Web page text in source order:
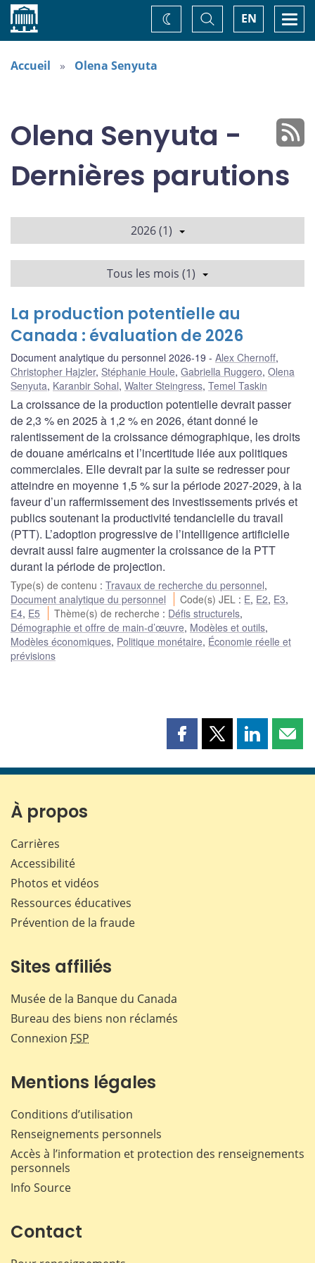
Accueil EN
Basculer
la
recherche
Changez
de
Accueil Olena Senyuta
Olena Senyuta -
Dernières parutions
2026 (1)
Tous les mois (1)
La production potentielle au
Canada : évaluation de 2026
Document analytique du personnel 2026-19 Alex Chernoff,
Christopher Hajzler, Stéphanie Houle, Gabriella Ruggero, Olena
Senyuta, Karanbir Sohal, Walter Steingress, Temel Taskin
La croissance de la production potentielle devrait passer
de 2,3 % en 2025 à 1,2 % en 2026, étant donné le
ralentissement de la croissance démographique, les droits
de douane américains et l’incertitude liée aux politiques
commerciales. Elle devrait par la suite se redresser pour
atteindre en moyenne 1,5 % sur la période 2027-2029, à la
faveur d’un raffermissement des investissements privés et
publics soutenant la productivité tendancielle du travail
(PTT). L’adoption progressive de l’intelligence artificielle
devrait aussi faire augmenter la croissance de la PTT
durant la période de projection.
Type(s) de contenu : Travaux de recherche du personnel,
Document analytique du personnel
Code(s) JEL : E, E2, E3,
E4, E5 Thème(s) de recherche : Défis structurels,
Démographie et offre de main-d’œuvre, Modèles et outils,
Modèles économiques, Politique monétaire, Économie réelle et
prévisions
Partager
page
Partager
page
Partager
page page
À propos
Carrières
Accessibilité
Photos et vidéos
Ressources éducatives
Prévention de la fraude
Sites affiliés
Musée de la Banque du Canada
Bureau des biens non réclamés
Connexion FSP
Mentions légales
Conditions d’utilisation
Renseignements personnels
Accès à l’information et protection des renseignements
personnels
Info Source
Contact